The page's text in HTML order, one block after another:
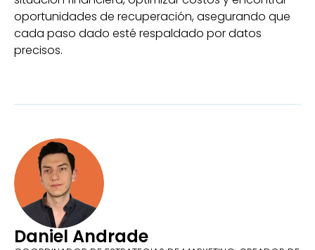
oportunidades de recuperación, asegurando que
cada paso dado esté respaldado por datos
precisos.
Daniel Andrade